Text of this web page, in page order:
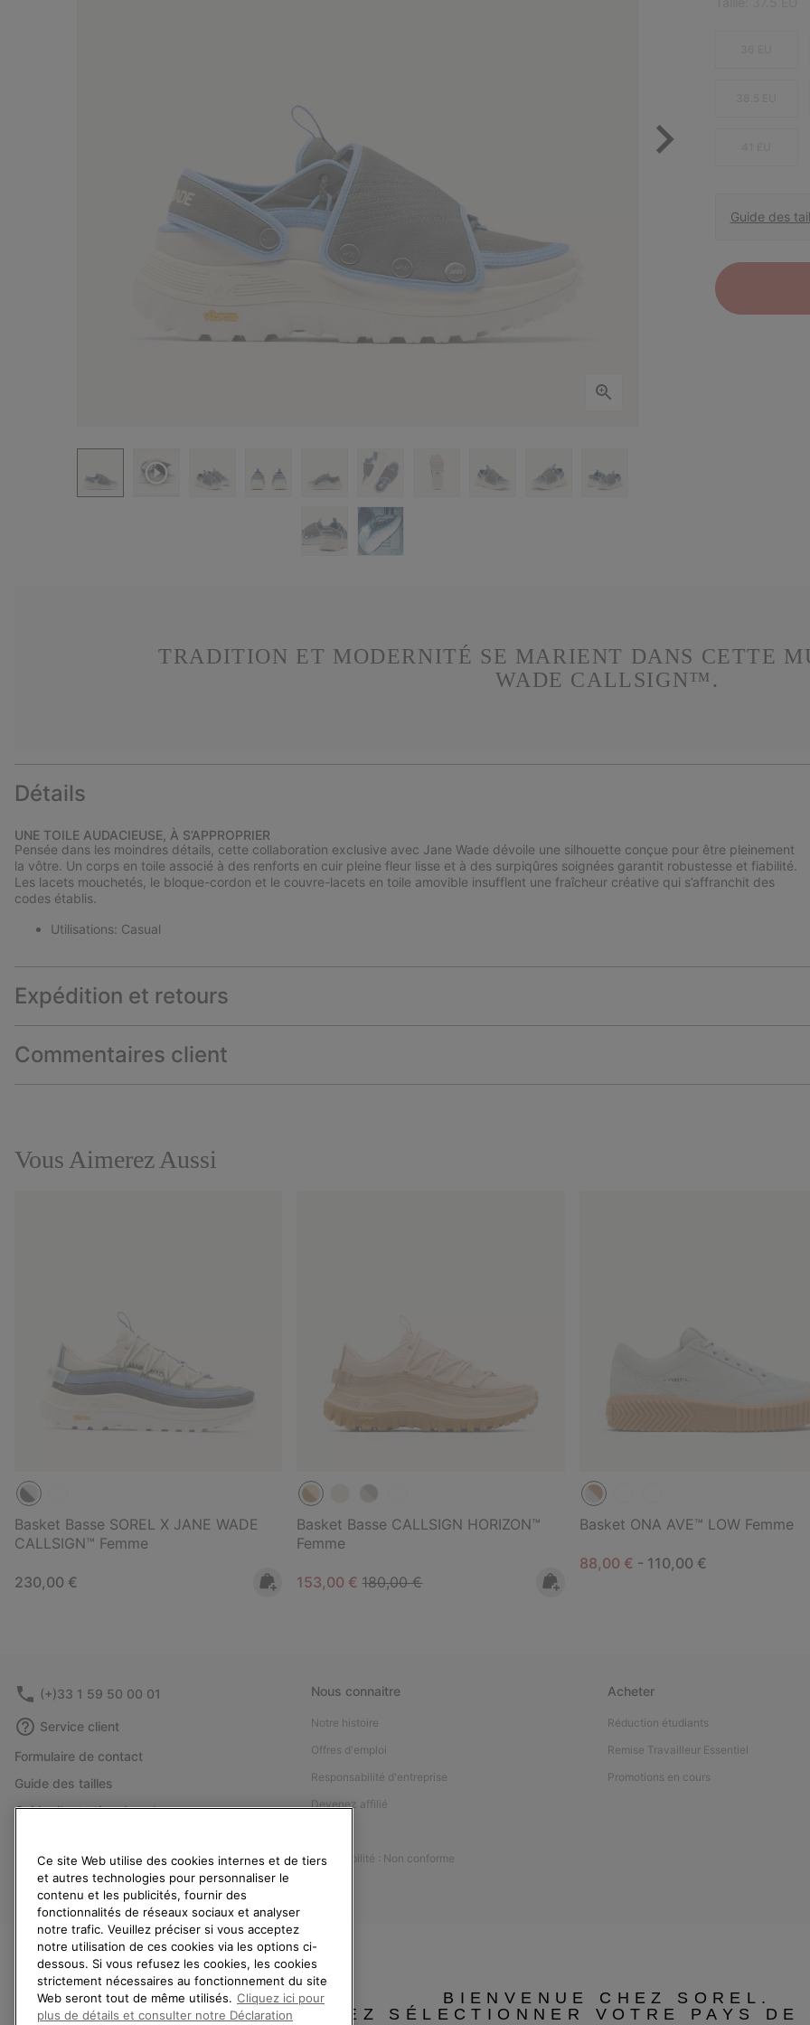
Guide des
TRADITION ET MODERNITÉ SE MARIENT DANS CETTE
WADE CALLSIGN™.
Détails
UNE TOILE AUDACIEUSE, À S’APPROPRIER
Pensée dans les moindres détails, cette collaboration exclusive avec Jane Wade dévoile une silhouette conçue pour être pleinement
la vôtre. Un corps en toile associé à des renforts en cuir pleine fleur lisse et à des surpiqûres soignées garantit robustesse et fiabilité.
Les lacets mouchetés, le bloque-cordon et le couvre-lacets en toile amovible insufflent une fraîcheur créative qui s’affranchit des
codes établis.
Utilisations: Casual
Expédition et retours
Commentaires client
Vous Aimerez Aussi
Basket Basse SOREL X JANE WADE
CALLSIGN™ Femme
Regular price:
230,00 €
Basket Basse CALLSIGN HORIZON™
Femme
Sale price:
153,00 €Regular price:
180,00 €
Basket ONA AVE™ LOW Femme
Minimum sale price:
88,00 € - Maximum price:
110,00 €
(+)33 1 59 50 00 01
Service client
Formulaire de contact
Guide des tailles
Guide d'entretien des chaussures
Rétractation
Statut de la commande
Livraison
Paiement
Questions fréquentes
Nous connaitre
Notre histoire
Offres d'emploi
Responsabilité d'entreprise
Devenez affilié
Accessibilité : Non conforme
Acheter
Réduction étudiants
Remise Travailleur Essentiel
Promotions en cours
BIENVENUE CHEZ SOREL.
VEUILLEZ SÉLECTIONNER VOTRE PAYS DE
Ce site Web utilise des cookies internes et de tiers
et autres technologies pour personnaliser le
contenu et les publicités, fournir des
fonctionnalités de réseaux sociaux et analyser
notre trafic. Veuillez préciser si vous acceptez
notre utilisation de ces cookies via les options ci-
dessous. Si vous refusez les cookies, les cookies
strictement nécessaires au fonctionnement du site
Web seront tout de même utilisés. Cliquez ici pour
plus de détails et consulter notre Déclaration